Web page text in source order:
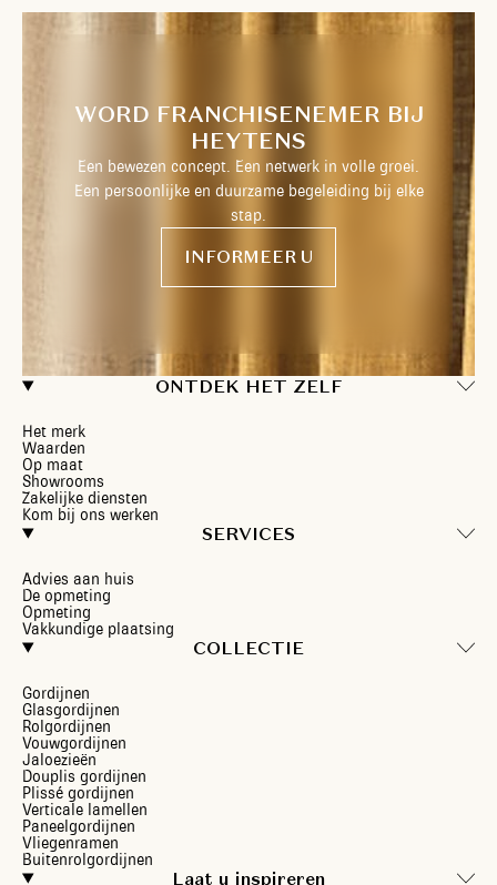
ONTDEK HET ZELF
Het merk
Waarden
Op maat
Showrooms
Zakelijke diensten
Kom bij ons werken
SERVICES
Advies aan huis
De opmeting
Opmeting
Vakkundige plaatsing
COLLECTIE
Gordijnen
Glasgordijnen
Rolgordijnen
Vouwgordijnen
Jaloezieën
Douplis gordijnen
Plissé gordijnen
Verticale lamellen
Paneelgordijnen
Vliegenramen
Buitenrolgordijnen
Laat u inspireren
WORD FRANCHISENEMER BIJ
HEYTENS
Een bewezen concept. Een netwerk in volle groei.
Een persoonlijke en duurzame begeleiding bij elke
stap.
INFORMEER U